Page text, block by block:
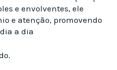
e envolventes, ele
e atenção, promovendo
a dia